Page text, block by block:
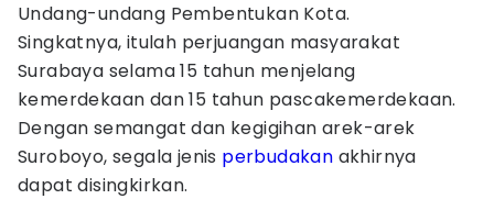
Undang-undang Pembentukan Kota.
Singkatnya, itulah perjuangan masyarakat
Surabaya selama 15 tahun menjelang
kemerdekaan dan 15 tahun pascakemerdekaan.
Dengan semangat dan kegigihan arek-arek
Suroboyo, segala jenis perbudakan akhirnya
dapat disingkirkan.